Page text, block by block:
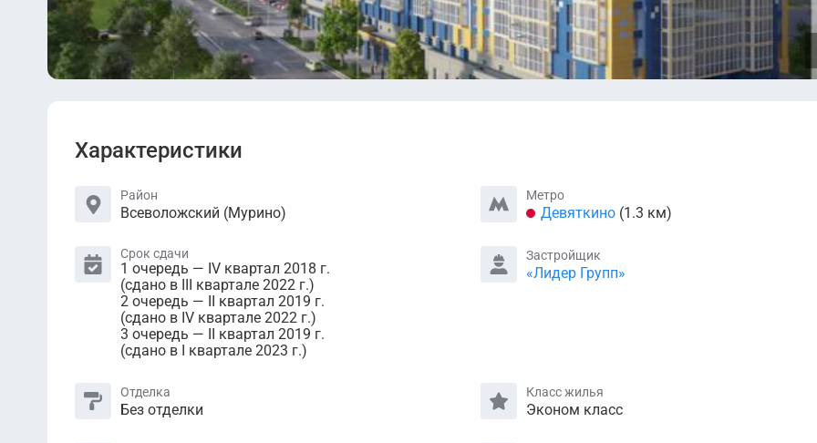
Характеристики
Район
Всеволожский (Мурино)
Метро
Девяткино(1.3 км)
Срок сдачи
1 очередь — IV квартал 2018 г.
(сдано в III квартале 2022 г.)
2 очередь — II квартал 2019 г.
(сдано в IV квартале 2022 г.)
3 очередь — II квартал 2019 г.
(сдано в I квартале 2023 г.)
Застройщик
«Лидер Групп»
Отделка
Без отделки
Класс жилья
Эконом класс